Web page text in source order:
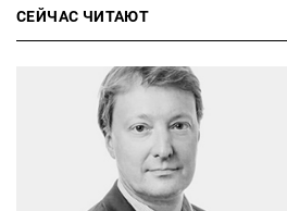
СЕЙЧАС ЧИТАЮТ